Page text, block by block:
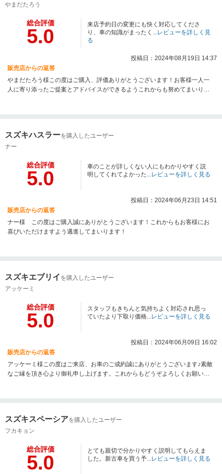
やまだたろう
総合評価
5.0
来店予約日の変更にも快く対応してくださ
り、車の知識がまったく...レビューを詳しく見
る
投稿日：2024年08月19日 14:37
販売店からの返答
やまだたろう様この度はご購入、評価ありがとうございます！お客様一人一
人に寄り添ったご提案とアドバイスができるようこれからも努めてまいりま
スズキハスラーを購入したユーザー
ナー
総合評価
5.0
車のことが詳しくない人にもわかりやすく説
明してくれてよかった...レビューを詳しく見る
投稿日：2024年06月23日 14:51
販売店からの返答
ナー様 この度はご購入誠にありがとうございます！これからもお客様にお
喜びいただけますよう邁進してまいります！
スズキエブリイ を購入したユーザー
アッケーミ
総合評価
5.0
スタッフもきちんと気持ちよく対応され思っ
ていたより下取り価格...レビューを詳しく見る
投稿日：2024年06月09日 16:02
販売店からの返答
アッケーミ様この度はご来店、お車のご成約誠にありがとうございます♪素敵
なご縁を頂き心より御礼申し上げます。これからもどうぞよろしくお願いし
スズキスペーシアを購入したユーザー
フカキョン
総合評価
5.0
とても親切で分かりやすく説明してもらえま
した。新古車を買う予...レビューを詳しく見る